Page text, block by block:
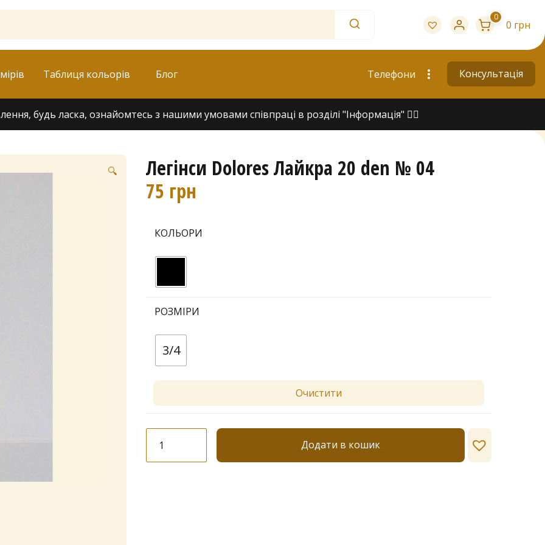
0
0 грн
Таблиця кольорів Блог Телефони Консультація
будь ласка, ознайомтесь з нашими умовами співпраці в розділі "Інформація" 👇🏻
🔍
Легінси Dolores Лайкра 20 den № 04
75 грн
КОЛЬОРИ
РОЗМІРИ
3/4
Очистити
Dolores
Лайкра
Додати в кошик